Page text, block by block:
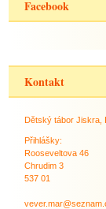
Facebook
Kontakt
Dětský tábor Jiskra,
Přihlášky:
Rooseveltova 46
Chrudim 3
537 01